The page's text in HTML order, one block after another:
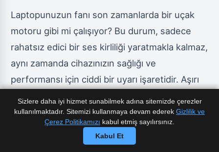
Laptopunuzun fanı son zamanlarda bir uçak
motoru gibi mi çalışıyor? Bu durum, sadece
rahatsız edici bir ses kirliliği yaratmakla kalmaz,
aynı zamanda cihazınızın sağlığı ve
performansı için ciddi bir uyarı işaretidir. Aşırı
ısındığını ve kendini soğutmak için maksimum
çabayla çalıştığını gösterir. Bu makalede, bu
can sıkıcı sorunun temel nedenlerini
Sizlere daha iyi hizmet sunabilmek adına sitemizde çerezler
kullanılmaktadır. Sitemizi kullanmaya devam ederek Gizlilik ve
Çerez Politikamızı kabul etmiş sayılırsınız.
Kabul Et